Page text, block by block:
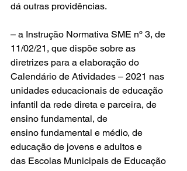
dá outras providências.
– a Instrução Normativa SME nº 3, de
11/02/21, que dispõe sobre as
diretrizes para a elaboração do
Calendário de Atividades – 2021 nas
unidades educacionais de educação
infantil da rede direta e parceira, de
ensino fundamental, de
ensino fundamental e médio, de
educação de jovens e adultos e
das Escolas Municipais de Educação